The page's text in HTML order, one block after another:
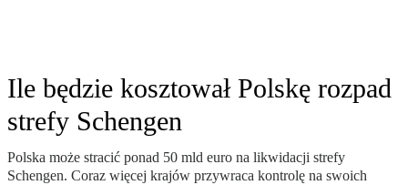
Ile będzie kosztował Polskę rozpad
strefy Schengen
Polska może stracić ponad 50 mld euro na likwidacji strefy
Schengen. Coraz więcej krajów przywraca kontrolę na swoich